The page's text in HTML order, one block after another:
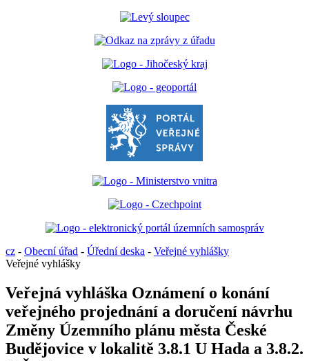
cz - Obecní úřad - Úřední deska - Veřejné vyhlášky
Veřejné vyhlášky
Veřejná vyhláška Oznámení o konání
veřejného projednání a doručení návrhu
Změny Územního plánu města České
Budějovice v lokalitě 3.8.1 U Hada a 3.8.2.